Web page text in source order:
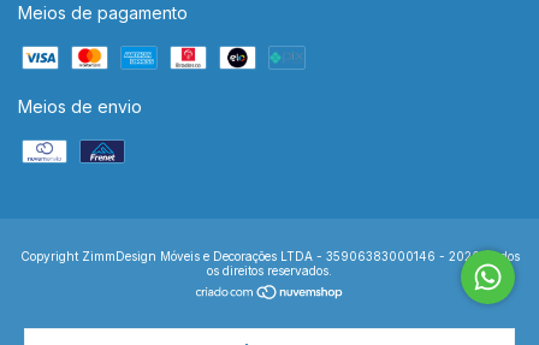
Meios de pagamento
Meios de envio
Copyright ZimmDesign Móveis e Decorações LTDA - 35906383000146 - 2026. Todos
os direitos reservados.